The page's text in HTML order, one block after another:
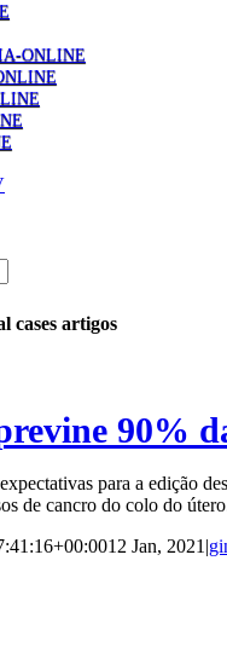
ONLINE
cases artigos
90%
para a edição
de cancro do colo do
12 Jan, 2021 |